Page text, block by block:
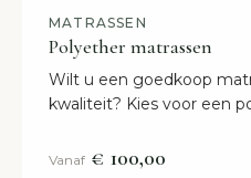
MATRASSEN
Polyether matrassen
Wilt u een goedkoop
kwaliteit? Kies voor een
hardheden.
Vanaf € 100,00